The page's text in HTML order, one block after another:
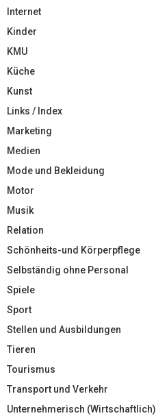
Internet
Kinder
KMU
Küche
Kunst
Links / Index
Marketing
Medien
Mode und Bekleidung
Motor
Musik
Relation
Schönheits-und Körperpflege
Selbständig ohne Personal
Spiele
Sport
Stellen und Ausbildungen
Tieren
Tourismus
Transport und Verkehr
Unternehmerisch (Wirtschaftlich)